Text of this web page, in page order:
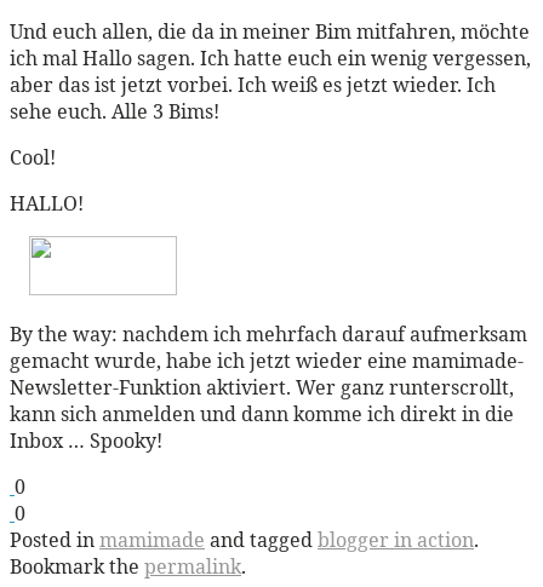
Und euch allen, die da in meiner Bim mitfahren, möchte
ich mal Hallo sagen. Ich hatte euch ein wenig vergessen,
aber das ist jetzt vorbei. Ich weiß es jetzt wieder. Ich
sehe euch. Alle 3 Bims!
Cool!
HALLO!
By the way: nachdem ich mehrfach darauf aufmerksam
gemacht wurde, habe ich jetzt wieder eine mamimade-
Newsletter-Funktion aktiviert. Wer ganz runterscrollt,
kann sich anmelden und dann komme ich direkt in die
Inbox … Spooky!
0
0
Posted inmamimade and taggedblogger in action.
Bookmark the permalink.